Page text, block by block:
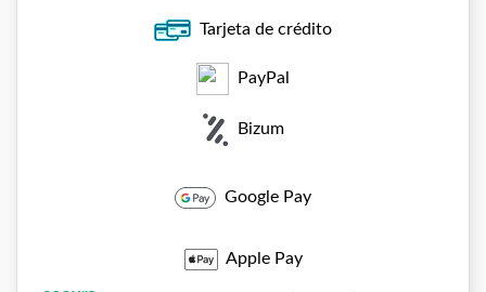
Tarjeta de crédito
PayPal
Bizum
Google Pay
Apple Pay